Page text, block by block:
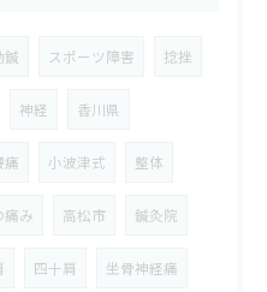
鍼 スポーツ障害 捻挫
神経 香川県
痛 小波津式 整体
痛み 高松市 鍼灸院
四十肩 坐骨神経痛